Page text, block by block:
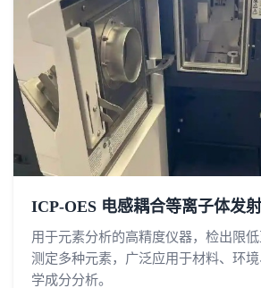
ICP-OES 电感耦合等离子体发
用于元素分析的高精度仪器，检出限
测定多种元素，广泛应用于材料、环
学成分分析。